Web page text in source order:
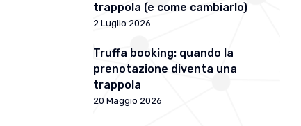
trappola (e come cambiarlo)
2 Luglio 2026
Truffa booking: quando la
prenotazione diventa una
trappola
20 Maggio 2026